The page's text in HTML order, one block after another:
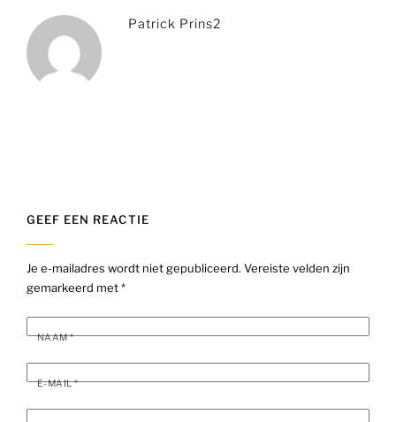
Patrick Prins2
GEEF EEN REACTIE
Je e-mailadres wordt niet gepubliceerd. Vereiste velden zijn
gemarkeerd met*
NAAM*
E-MAIL*